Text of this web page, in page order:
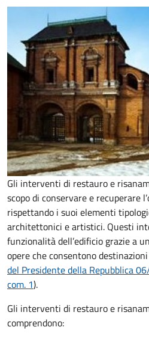
Gli interventi di restauro e
scopo di conservare e recuperare
rispettando i suoi elementi
architettonici e artistici. Questi
funzionalità dell’edificio grazie a
opere che consentono
del Presidente della Repubblica
com. 1).
Gli interventi di restauro e
comprendono: